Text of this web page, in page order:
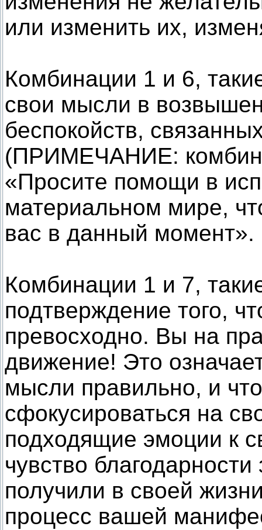
или изменить их,
Комбинации 1 и 6,
свои мысли в
беспокойств,
(ПРИМЕЧАНИЕ:
«Просите помощи в
материальном мире,
вас в данный момент».
Комбинации 1 и 7,
подтверждение того,
превосходно. Вы на
движение! Это
мысли правильно, и
сфокусироваться на
подходящие эмоции к
чувство
получили в своей
процесс вашей